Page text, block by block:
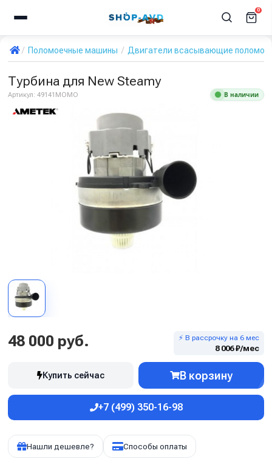
0
Поломоечные машины Двигатели всасывающие
Турбина для New Steamy
Артикул: 49141MOMO В наличии
48 000 руб. ⚡ В рассрочку на 6 мес
8 006 ₽/мес
Купить сейчас В корзину
+7 (499) 350-16-98
Нашли дешевле? Способы оплаты